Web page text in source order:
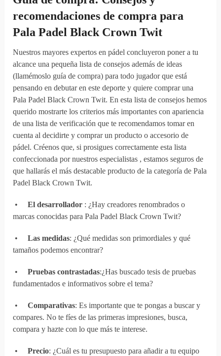
recomendaciones de compra para
Pala Padel Black Crown Twit
Nuestros mayores expertos en pádel concluyeron poner a tu
alcance una pequeña lista de consejos además de ideas
(llamémoslo guía de compra) para todo jugador que está
pensando en debutar en este deporte y quiere comprar una
Pala Padel Black Crown Twit. En esta lista de consejos hemos
querido mostrarte los criterios más importantes con apariencia
de una lista de verificación que te recomendamos tomar en
cuenta al decidirte y comprar un producto o accesorio de
pádel. Créenos que, si prosigues correctamente esta lista
confeccionada por nuestros especialistas , estamos seguros de
que hallarás el más destacable producto de la categoría de Pala
Padel Black Crown Twit.
•El desarrollador : ¿Hay creadores renombrados o
marcas conocidas para Pala Padel Black Crown Twit?
•Las medidas: ¿Qué medidas son primordiales y qué
tamaños podemos encontrar?
• Pruebas contrastadas:¿Has buscado tesis de pruebas
fundamentados e informativos sobre el tema?
•Comparativas: Es importante que te pongas a buscar y
compares. No te fíes de las primeras impresiones, busca,
compara y hazte con lo que más te interese.
•Precio: ¿Cuál es tu presupuesto para añadir a tu equipo